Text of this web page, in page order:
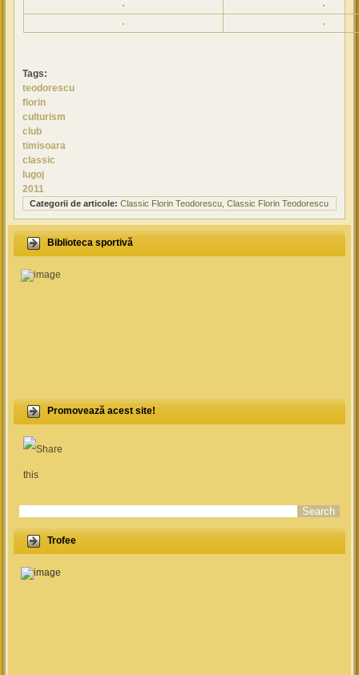
Tags:
teodorescu
florin
culturism
club
timisoara
classic
lugoj
2011
Categorii de articole:Classic Florin Teodorescu Classic Florin Teodorescu
Biblioteca sportivă
Promovează acest site!
Search form
Trofee